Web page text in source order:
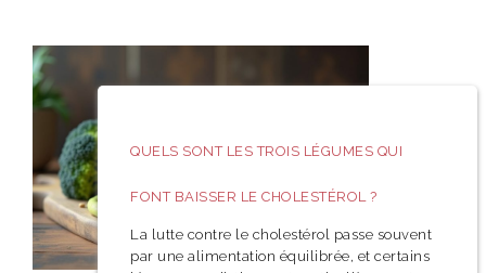
QUELS SONT LES TROIS LÉGUMES QUI
FONT BAISSER LE CHOLESTÉROL ?
La lutte contre le cholestérol passe souvent
par une alimentation équilibrée, et certains